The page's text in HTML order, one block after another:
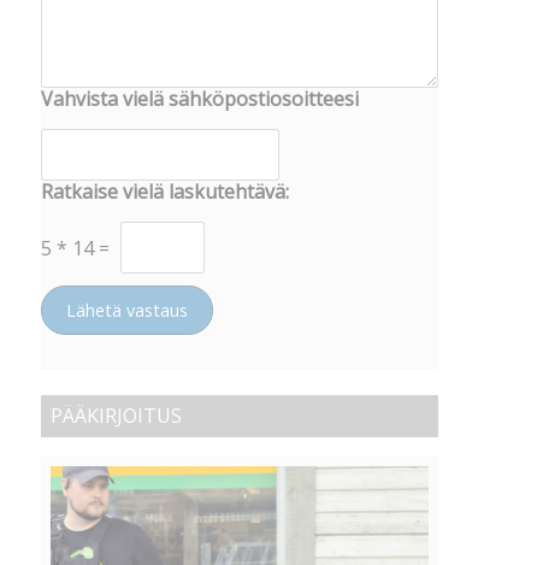
Vahvista vielä sähköpostiosoitteesi
Ratkaise vielä laskutehtävä:
5 * 14 =
Lähetä vastaus
PÄÄKIRJOITUS